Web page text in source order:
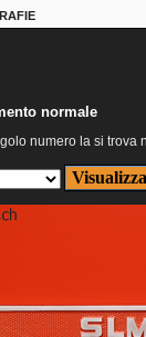
normale
numero la si trova